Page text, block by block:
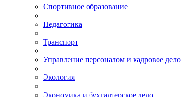
Спортивное образование
Педагогика
Транспорт
Управление персоналом и кадровое дело
Экология
Экономика и бухгалтерское дело